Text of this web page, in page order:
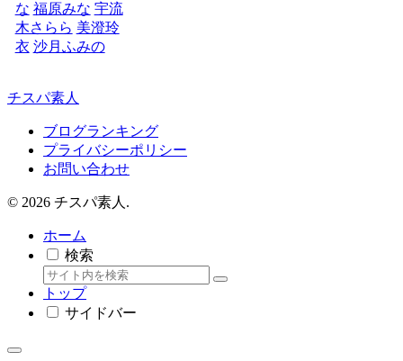
な 福原みな 宇流
木さらら 美澄玲
衣 沙月ふみの
チスパ素人
ブログランキング
プライバシーポリシー
お問い合わせ
© 2026 チスパ素人.
ホーム
検索
トップ
サイドバー